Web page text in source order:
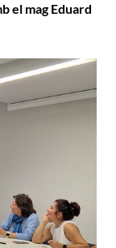
el mag Eduard